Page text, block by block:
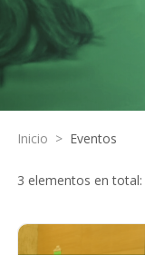
Inicio > Eventos
3 elementos en total: